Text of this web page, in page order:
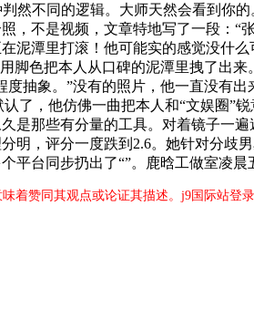
然不同的逻辑。大师天然会看到你
不是视频，文章特地写了一段：“
泥潭里打滚！他可能实的感觉没什
色把本人从口碑的泥潭里拽了出
抽象。”没有的照片，他一直没有
了，他仿佛一曲把本人和“文娱圈”
那些有分量的工具。对着镜子一
，评分一度跌到2.6。她针对分歧
台同步扔出了“”。鹿晗工做室凌晨
赞同其观点或论证其描述。j9国际站登